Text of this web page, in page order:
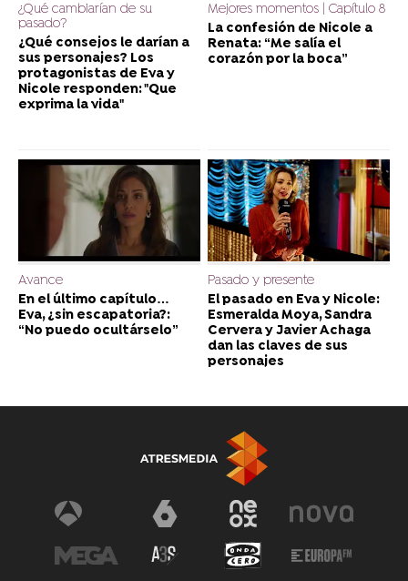
¿Qué cambiarían de su
pasado?
¿Qué consejos le darían a
sus personajes? Los
protagonistas de Eva y
Nicole responden: "Que
exprima la vida"
Mejores momentos | Capítulo 8
La confesión de Nicole a
Renata: “Me salía el
corazón por la boca”
Avance
En el último capítulo…
Eva, ¿sin escapatoria?:
“No puedo ocultárselo”
Pasado y presente
El pasado en Eva y Nicole:
Esmeralda Moya, Sandra
Cervera y Javier Achaga
dan las claves de sus
personajes